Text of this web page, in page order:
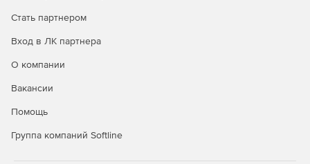
Стать партнером
Вход в ЛК партнера
О компании
Вакансии
Помощь
Группа компаний Softline